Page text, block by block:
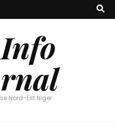
Nord-Est Niger